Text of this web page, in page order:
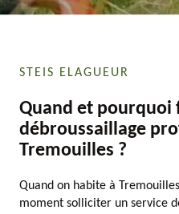
STEIS ELAGUEUR
Quand et pourquoi
débroussaillage
Tremouilles ?
Quand on habite à
moment solliciter un service